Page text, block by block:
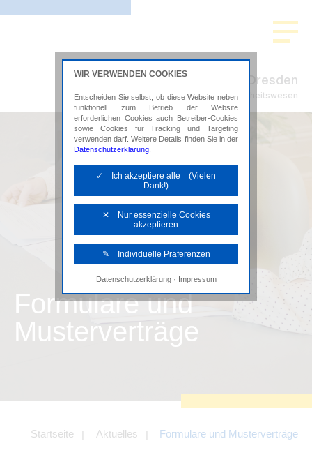
ADMEDIO Dresden
Steuerberatung im Gesundheitswesen
Formulare und
Musterverträge
Startseite Aktuelles Formulare und Musterverträge
WIR VERWENDEN COOKIES
Entscheiden Sie selbst, ob diese Website neben
funktionell zum Betrieb der Website
erforderlichen Cookies auch Betreiber-Cookies
sowie Cookies für Tracking und Targeting
verwenden darf. Weitere Details finden Sie in der
Datenschutzerklärung
✓ Ich akzeptiere alle (Vielen
Dank!)
✕ Nur essenzielle Cookies
akzeptieren
✎ Individuelle Präferenzen
Notwendige Cookies
Diese Cookies sind erforderlich, um die
Tracking- und Targeting-Cookies
Angebotes einschließlich der
Angeboten von z.B. Facebook und
LinkedIn.
Datenschutzerklärung· Impressum